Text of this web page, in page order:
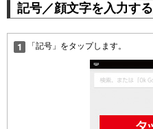
記号／顔文字を入力する
「記号」をタップします。